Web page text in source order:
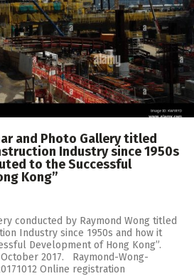
and Photo Gallery titled
Industry since 1950s
to the Successful
Kong”
conducted by Raymond Wong titled
Industry since 1950s and how it
Development of Hong Kong”.
2017. Raymond-Wong-
Online registration